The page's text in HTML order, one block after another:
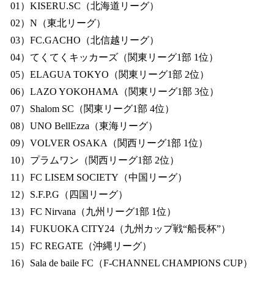
01）KISERU.SC（北海道リーグ）
02）N（東北リーグ）
03）FC.GACHO（北信越リーグ）
04）てくてくキッカーズ（関東リーグ1部 1位）
05）ELAGUA TOKYO（関東リーグ1部 2位）
06）LAZO YOKOHAMA（関東リーグ1部 3位）
07）Shalom SC（関東リーグ1部 4位）
08）UNO BellEzza（東海リーグ）
09）VOLVER OSAKA（関西リーグ1部 1位）
10）プラムワン（関西リーグ1部 2位）
11）FC LISEM SOCIETY（中国リーグ）
12）S.F.P.G（四国リーグ）
13）FC Nirvana（九州リーグ1部 1位）
14）FUKUOKA CITY24（九州カップ戦“船長杯”）
15）FC REGATE（沖縄リーグ）
16）Sala de baile FC（F-CHANNEL CHAMPIONS CUP）